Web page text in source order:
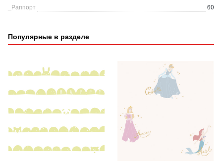
_Раппорт
60
Популярные в разделе